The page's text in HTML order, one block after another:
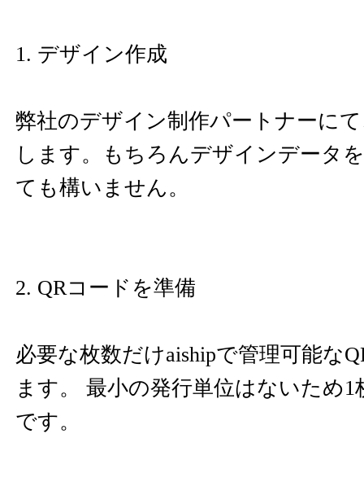
1. デザイン作成
弊社のデザイン制作パートナーに
します。もちろんデザインデータ
ても構いません。
2. QRコードを準備
必要な枚数だけaishipで管理可能な
ます。 最小の発行単位はないため
です。